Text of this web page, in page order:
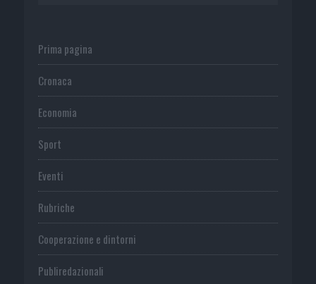
Prima pagina
Cronaca
Economia
Sport
Eventi
Rubriche
Cooperazione e dintorni
Publiredazionali